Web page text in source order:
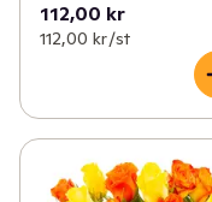
112,00 kr
112,00 kr /st